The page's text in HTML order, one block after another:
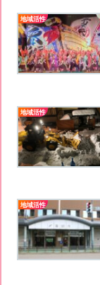
地域活性
地域活性
地域活性